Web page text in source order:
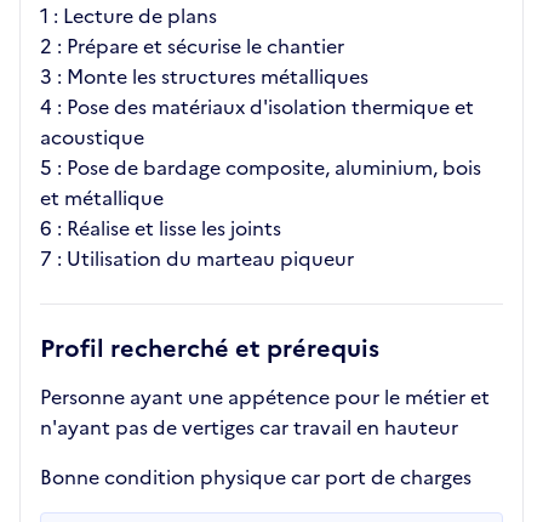
1 : Lecture de plans
2 : Prépare et sécurise le chantier
3 : Monte les structures métalliques
4 : Pose des matériaux d'isolation thermique et
acoustique
5 : Pose de bardage composite, aluminium, bois
et métallique
6 : Réalise et lisse les joints
7 : Utilisation du marteau piqueur
Profil recherché et prérequis
Personne ayant une appétence pour le métier et
n'ayant pas de vertiges car travail en hauteur
Bonne condition physique car port de charges